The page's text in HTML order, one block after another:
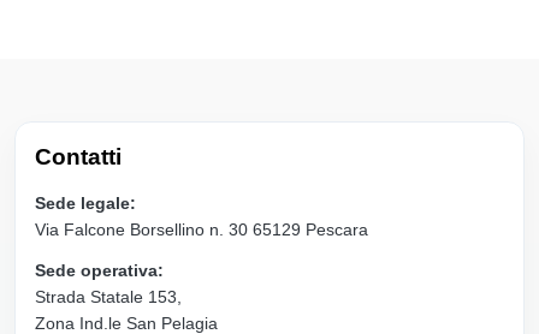
Contatti
Sede legale:
Via Falcone Borsellino n. 30 65129 Pescara
Sede operativa:
Strada Statale 153,
Zona Ind.le San Pelagia